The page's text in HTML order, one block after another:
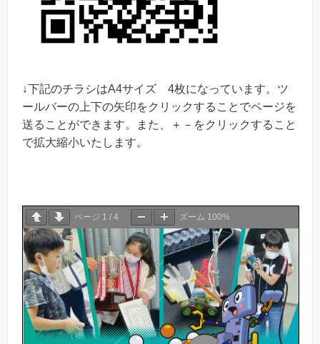
↓下記のチラシはA4サイズ 4枚になっています。ツ
ールバーの上下の矢印をクリックすることでページを
送ることができます。また、＋－をクリックすること
で拡大縮小いたします。
ページ 1 / 4 ズーム 100%